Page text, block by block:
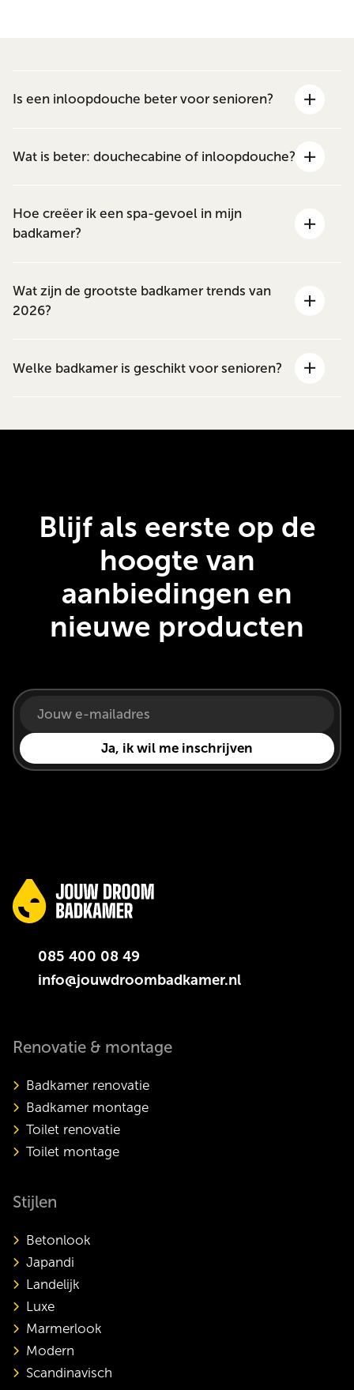
Is een inloopdouche beter voor senioren?
Wat is beter: douchecabine of inloopdouche?
Hoe creëer ik een spa-gevoel in mijn
badkamer?
Wat zijn de grootste badkamer trends van
2026?
Welke badkamer is geschikt voor senioren?
Blijf als eerste op de
hoogte van
aanbiedingen en
nieuwe producten
085 400 08 49
info@jouwdroombadkamer.nl
Renovatie & montage
Badkamer renovatie
Badkamer montage
Toilet renovatie
Toilet montage
Stijlen
Betonlook
Japandi
Landelijk
Luxe
Marmerlook
Modern
Scandinavisch